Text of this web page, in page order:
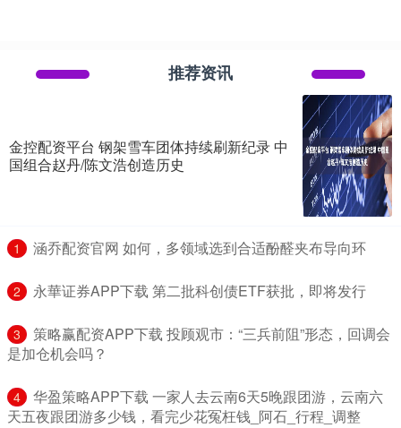
推荐资讯
金控配资平台 钢架雪车团体持续刷新纪录 中
国组合赵丹/陈文浩创造历史
1 ​涵乔配资官网 如何，多领域选到合适酚醛夹布导向环
2 ​永華证券APP下载 第二批科创债ETF获批，即将发行
3
​策略赢配资APP下载 投顾观市：“三兵前阻”形态，回调会
是加仓机会吗？
4
​华盈策略APP下载 一家人去云南6天5晚跟团游，云南六
天五夜跟团游多少钱，看完少花冤枉钱_阿石_行程_调整